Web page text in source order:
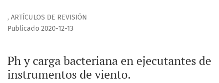
, ARTÍCULOS DE REVISIÓN
Ph y carga bacteriana en ejecutantes de
instrumentos de viento.
Publicado 2020-12-13